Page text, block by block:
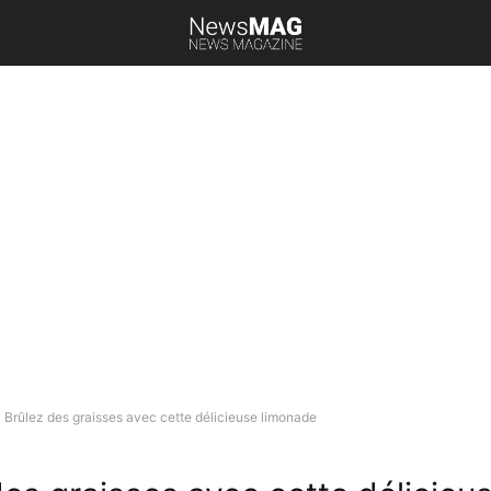
Brûlez des graisses avec cette délicieuse limonade